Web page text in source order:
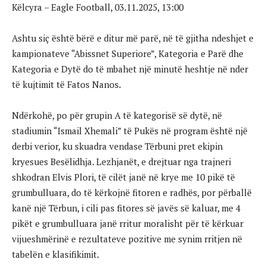
Këlcyra – Eagle Football, 03.11.2025, 13:00
Ashtu siç është bërë e ditur më parë, në të gjitha ndeshjet e
kampionateve “Abissnet Superiore”, Kategoria e Parë dhe
Kategoria e Dytë do të mbahet një minutë heshtje në nder
të kujtimit të Fatos Nanos.
Ndërkohë, po për grupin A të kategorisë së dytë, në
stadiumin “Ismail Xhemali” të Pukës në program është një
derbi verior, ku skuadra vendase Tërbuni pret ekipin
kryesues Besëlidhja. Lezhjanët, e drejtuar nga trajneri
shkodran Elvis Plori, të cilët janë në krye me 10 pikë të
grumbulluara, do të kërkojnë fitoren e radhës, por përballë
kanë një Tërbun, i cili pas fitores së javës së kaluar, me 4
pikët e grumbulluara janë rritur moralisht për të kërkuar
vijueshmërinë e rezultateve pozitive me synim rritjen në
tabelën e klasifikimit.